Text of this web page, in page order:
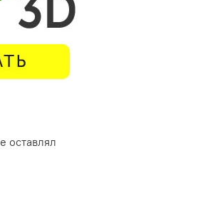
оставлял